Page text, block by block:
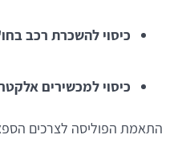
כיסוי להשכרת רכב
כיסוי למכשירים
התאמת הפוליסה לצרכים